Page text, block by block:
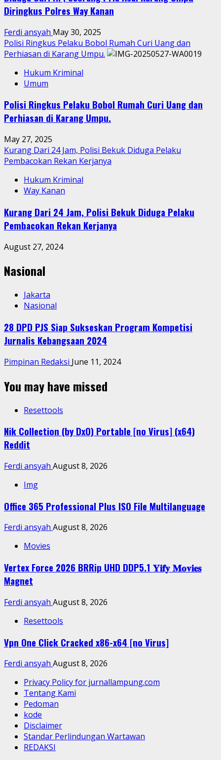
Diringkus Polres Way Kanan
Ferdi ansyah May 30, 2025
Polisi Ringkus Pelaku Bobol Rumah Curi Uang dan
Perhiasan di Karang Umpu.
Hukum Kriminal
Umum
Polisi Ringkus Pelaku Bobol Rumah Curi Uang dan
Perhiasan di Karang Umpu.
May 27, 2025
Kurang Dari 24 Jam, Polisi Bekuk Diduga Pelaku
Pembacokan Rekan Kerjanya
Hukum Kriminal
Way Kanan
Kurang Dari 24 Jam, Polisi Bekuk Diduga Pelaku
Pembacokan Rekan Kerjanya
August 27, 2024
Nasional
Jakarta
Nasional
28 DPD PJS Siap Sukseskan Program Kompetisi
Jurnalis Kebangsaan 2024
Pimpinan Redaksi June 11, 2024
You may have missed
Resettools
Nik Collection (by DxO) Portable [no Virus] (x64)
Reddit
Ferdi ansyah August 8, 2026
Img
Office 365 Professional Plus ISO File Multilanguage
Ferdi ansyah August 8, 2026
Movies
Vertex Force 2026 BRRip UHD DDP5.1 𝐘𝐢𝐟𝐲 𝐌𝐨𝐯𝐢𝐞𝐬
Magnet
Ferdi ansyah August 8, 2026
Resettools
Vpn One Click Cracked x86-x64 [no Virus]
Ferdi ansyah August 8, 2026
Privacy Policy for jurnallampung.com
Tentang Kami
Pedoman
kode
Disclaimer
Standar Perlindungan Wartawan
REDAKSI